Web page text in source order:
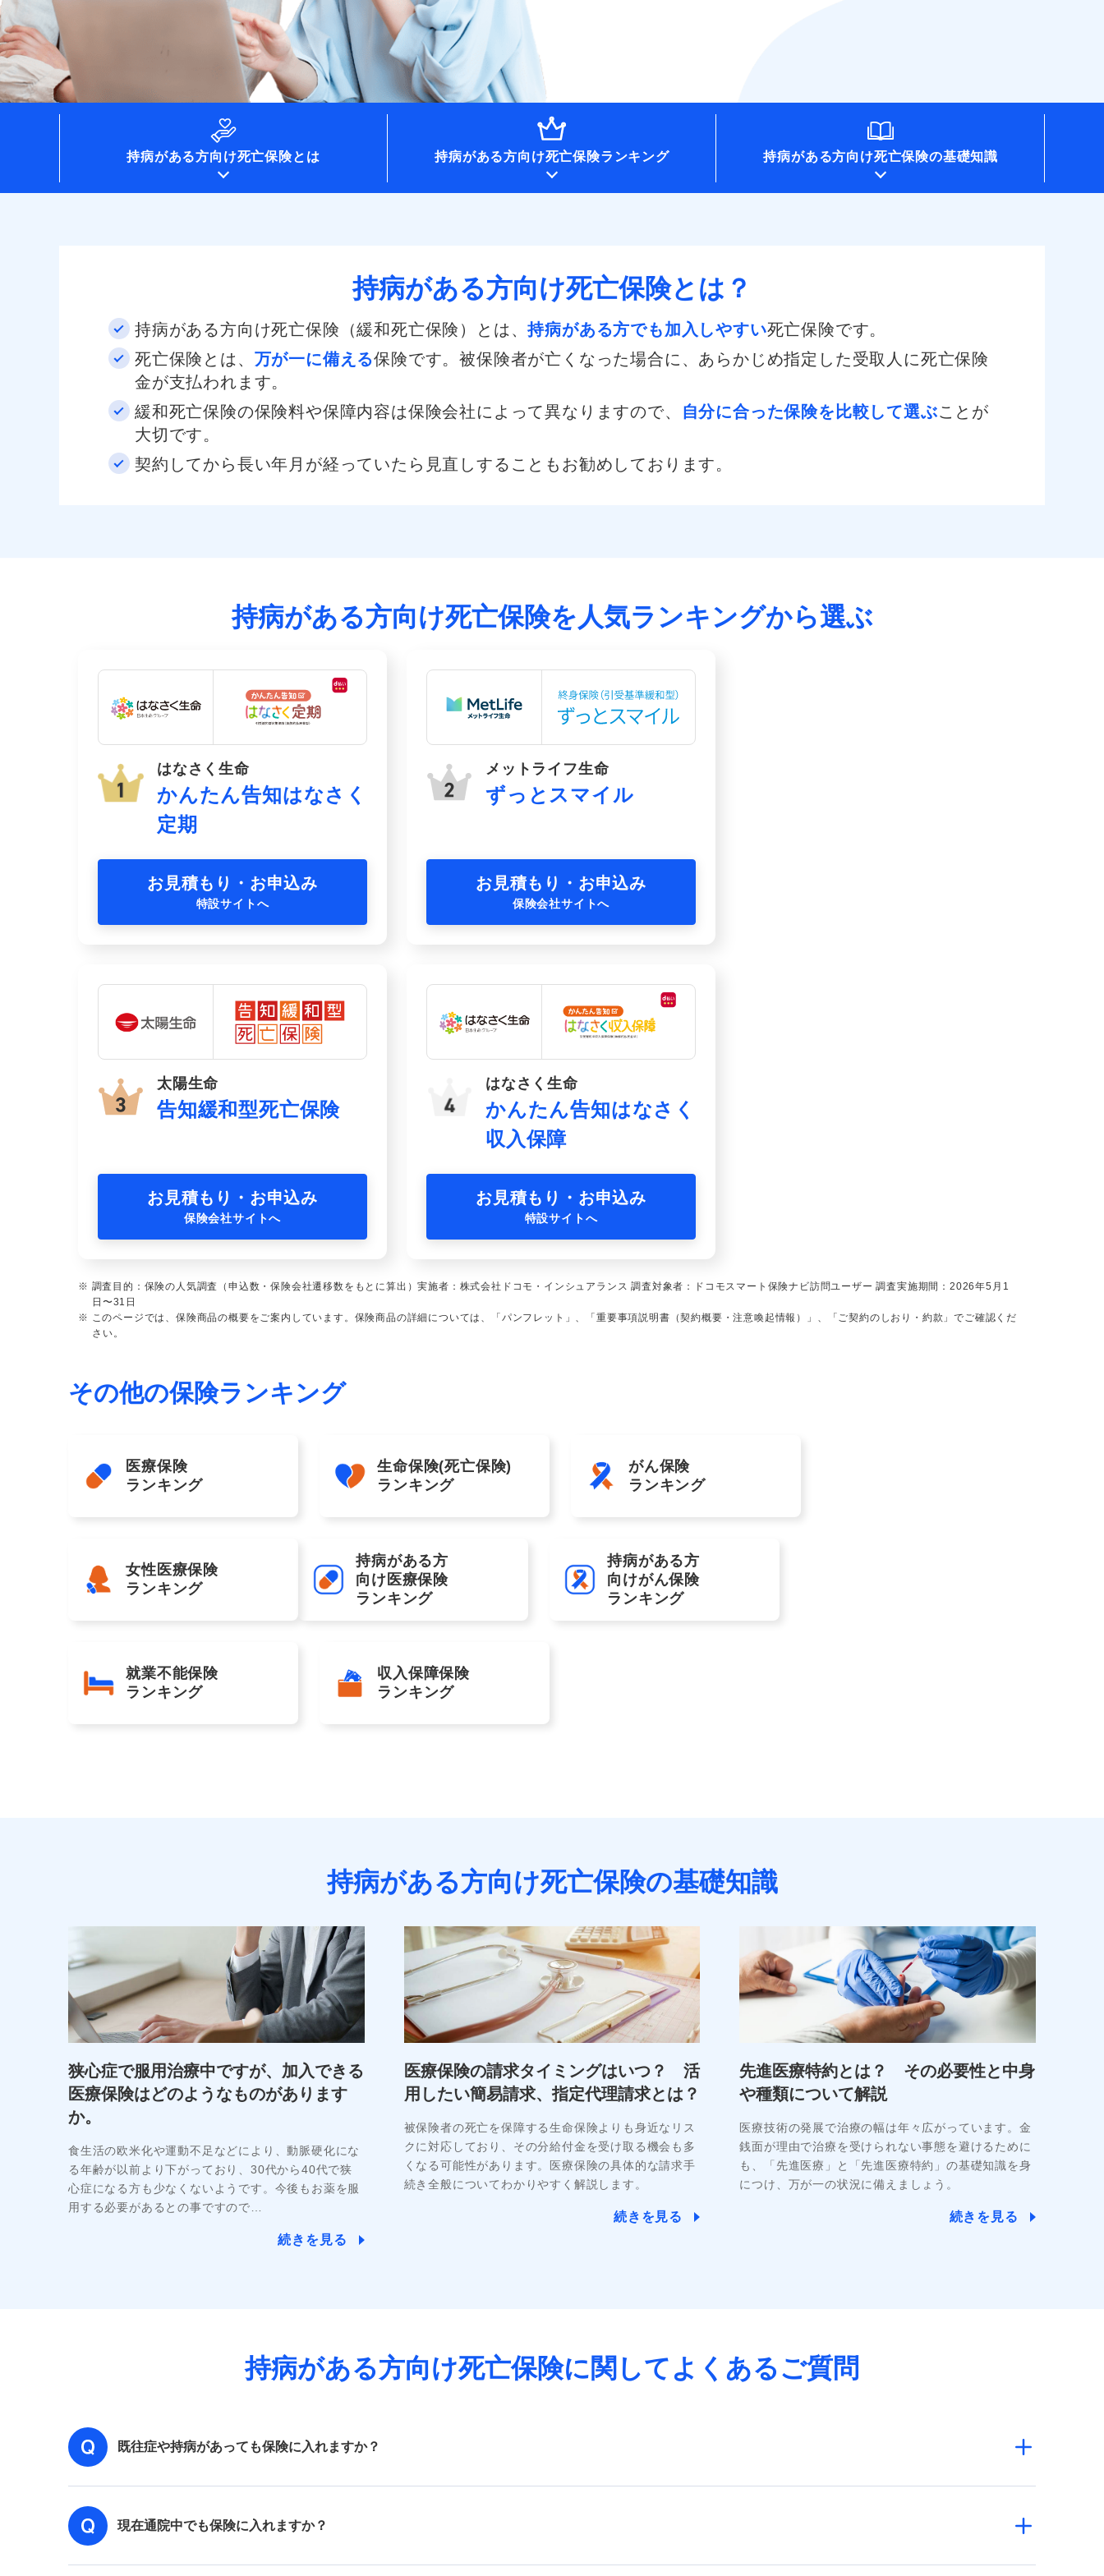
持病がある方向け死亡保険とは 持病がある方向け死亡保険ランキング 持病がある方向け死亡保険の基礎知識
持病がある方向け死亡保険とは？
持病がある方向け死亡保険（緩和死亡保険）とは、持病がある方でも加入しやすい死亡保険です。
死亡保険とは、 万が一に備える保険です。被保険者が亡くなった場合に、あらかじめ指定した受取人に死亡保険
金が支払われます。
緩和死亡保険の保険料や保障内容は保険会社によって異なりますので、
自分に合った保険を比較して選ぶことが
大切です。
契約してから長い年月が経っていたら見直しすることもお勧めしております。
持病がある方向け死亡保険を人気ランキングから選ぶ
はなさく生命
かんたん告知はなさく
定期
お見積もり・お申込み
特設サイトへ
メットライフ生命
ずっとスマイル
お見積もり・お申込み
保険会社サイトへ
太陽生命
告知緩和型死亡保険
お見積もり・お申込み
保険会社サイトへ
はなさく生命
かんたん告知はなさく
収入保障
お見積もり・お申込み
特設サイトへ
※ 調査目的：保険の人気調査（申込数・保険会社遷移数をもとに算出）実施者：株式会社ドコモ・インシュアランス 調査対象者：ドコモスマート保険ナビ訪問ユーザー 調査実施期間：2026年5月1
日〜31日
※ このページでは、保険商品の概要をご案内しています。保険商品の詳細については、「パンフレット」、「重要事項説明書（契約概要・注意喚起情報）」、「ご契約のしおり・約款」でご確認くだ
さい。
その他の保険ランキング
医療保険
ランキング
生命保険(死亡保険)
ランキング
がん保険
ランキング
女性医療保険
ランキング
持病がある方
向け医療保険
ランキング
持病がある方
向けがん保険
ランキング
就業不能保険
ランキング
収入保障保険
ランキング
持病がある方向け死亡保険の基礎知識
狭心症で服用治療中ですが、加入できる
医療保険はどのようなものがあります
か。
食生活の欧米化や運動不足などにより、動脈硬化にな
る年齢が以前より下がっており、30代から40代で狭
心症になる方も少なくないようです。今後もお薬を服
用する必要があるとの事ですので…
続きを見る
医療保険の請求タイミングはいつ？ 活
用したい簡易請求、指定代理請求とは？
被保険者の死亡を保障する生命保険よりも身近なリス
クに対応しており、その分給付金を受け取る機会も多
くなる可能性があります。医療保険の具体的な請求手
続き全般についてわかりやすく解説します。
続きを見る
先進医療特約とは？ その必要性と中身
や種類について解説
医療技術の発展で治療の幅は年々広がっています。金
銭面が理由で治療を受けられない事態を避けるために
も、「先進医療」と「先進医療特約」の基礎知識を身
につけ、万が一の状況に備えましょう。
続きを見る
持病がある方向け死亡保険に関してよくあるご質問
既往症や持病があっても保険に入れますか？
現在通院中でも保険に入れますか？